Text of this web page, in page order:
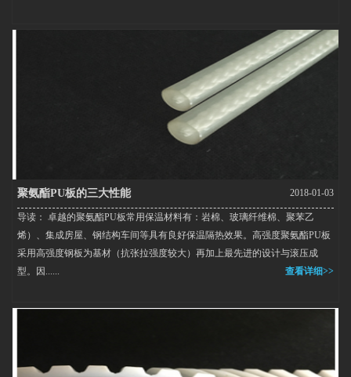
聚氨酯PU板的三大性能 2018-01-03
导读： 卓越的聚氨酯PU板常用保温材料有：岩棉、玻璃纤维棉、聚苯乙
烯）、集成房屋、钢结构车间等具有良好保温隔热效果。高强度聚氨酯PU板
采用高强度钢板为基材（抗张拉强度较大）再加上最先进的设计与滚压成
型。因......
查看详细>>